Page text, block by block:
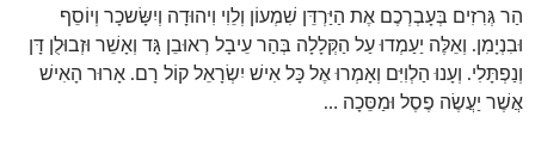
הַר גְּרִזִים בְּעָבְרְכֶם אֶת הַיַּרְדֵּן שִׁמְעוֹן וְלֵוִי וִיהוּדָה וְיִשָּׂשכָר וְיוֹסֵף
וּבִנְיָמִן. וְאֵלֶּה יַעַמְדוּ עַל הַקְּלָלָה בְּהַר עֵיבָל רְאוּבֵן גָּד וְאָשֵׁר וּזְבוּלֻן דָּן
וְנַפְתָּלִי. וְעָנוּ הַלְוִיִּם וְאָמְרוּ אֶל כָּל אִישׁ יִשְׂרָאֵל קוֹל רָם. אָרוּר הָאִישׁ
אֲשֶׁר יַעֲשֶׂה פֶסֶל וּמַסֵּכָה …